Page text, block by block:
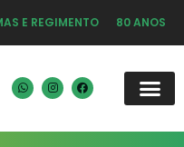
E REGIMENTO 80 ANOS